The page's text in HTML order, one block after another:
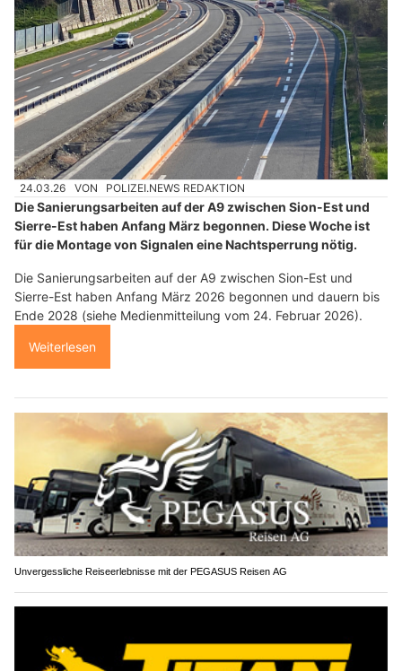
24.03.26 VON POLIZEI.NEWS REDAKTION
Die Sanierungsarbeiten auf der A9 zwischen Sion-Est und
Sierre-Est haben Anfang März begonnen. Diese Woche ist
für die Montage von Signalen eine Nachtsperrung nötig.
Die Sanierungsarbeiten auf der A9 zwischen Sion-Est und
Sierre-Est haben Anfang März 2026 begonnen und dauern bis
Ende 2028 (siehe Medienmitteilung vom 24. Februar 2026).
Weiterlesen
Unvergessliche Reiseerlebnisse mit der PEGASUS Reisen AG